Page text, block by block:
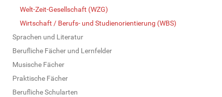
Welt-Zeit-Gesellschaft (WZG)
Wirtschaft / Berufs- und Studienorientierung (WBS)
Sprachen und Literatur
Berufliche Fächer und Lernfelder
Musische Fächer
Praktische Fächer
Berufliche Schularten